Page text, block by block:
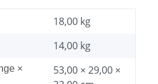
18,00 kg
14,00 kg
×
53,00 × 29,00 ×